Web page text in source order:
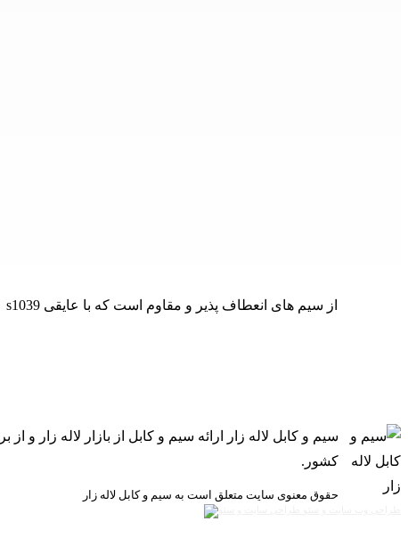
فروش سیم و کابل قیمت کابل برق افشان 4 در 1.5 سیمپود s1039 فروش اینترنتی روشنایی و الکتریکی کابل برق افشان 4 در 1.5 سیمپود s1039 از سیم های انعطاف پذیر و مقاوم است که با عایقی
سیم و کابل لاله زار ارائه سیم و کابل از بازار لاله زار
کشور.
حقوق معنوی سایت متعلق است به سیم و کابل لاله زار